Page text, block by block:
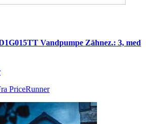
Vandpumpe Zähnez.: 3, med
PriceRunner